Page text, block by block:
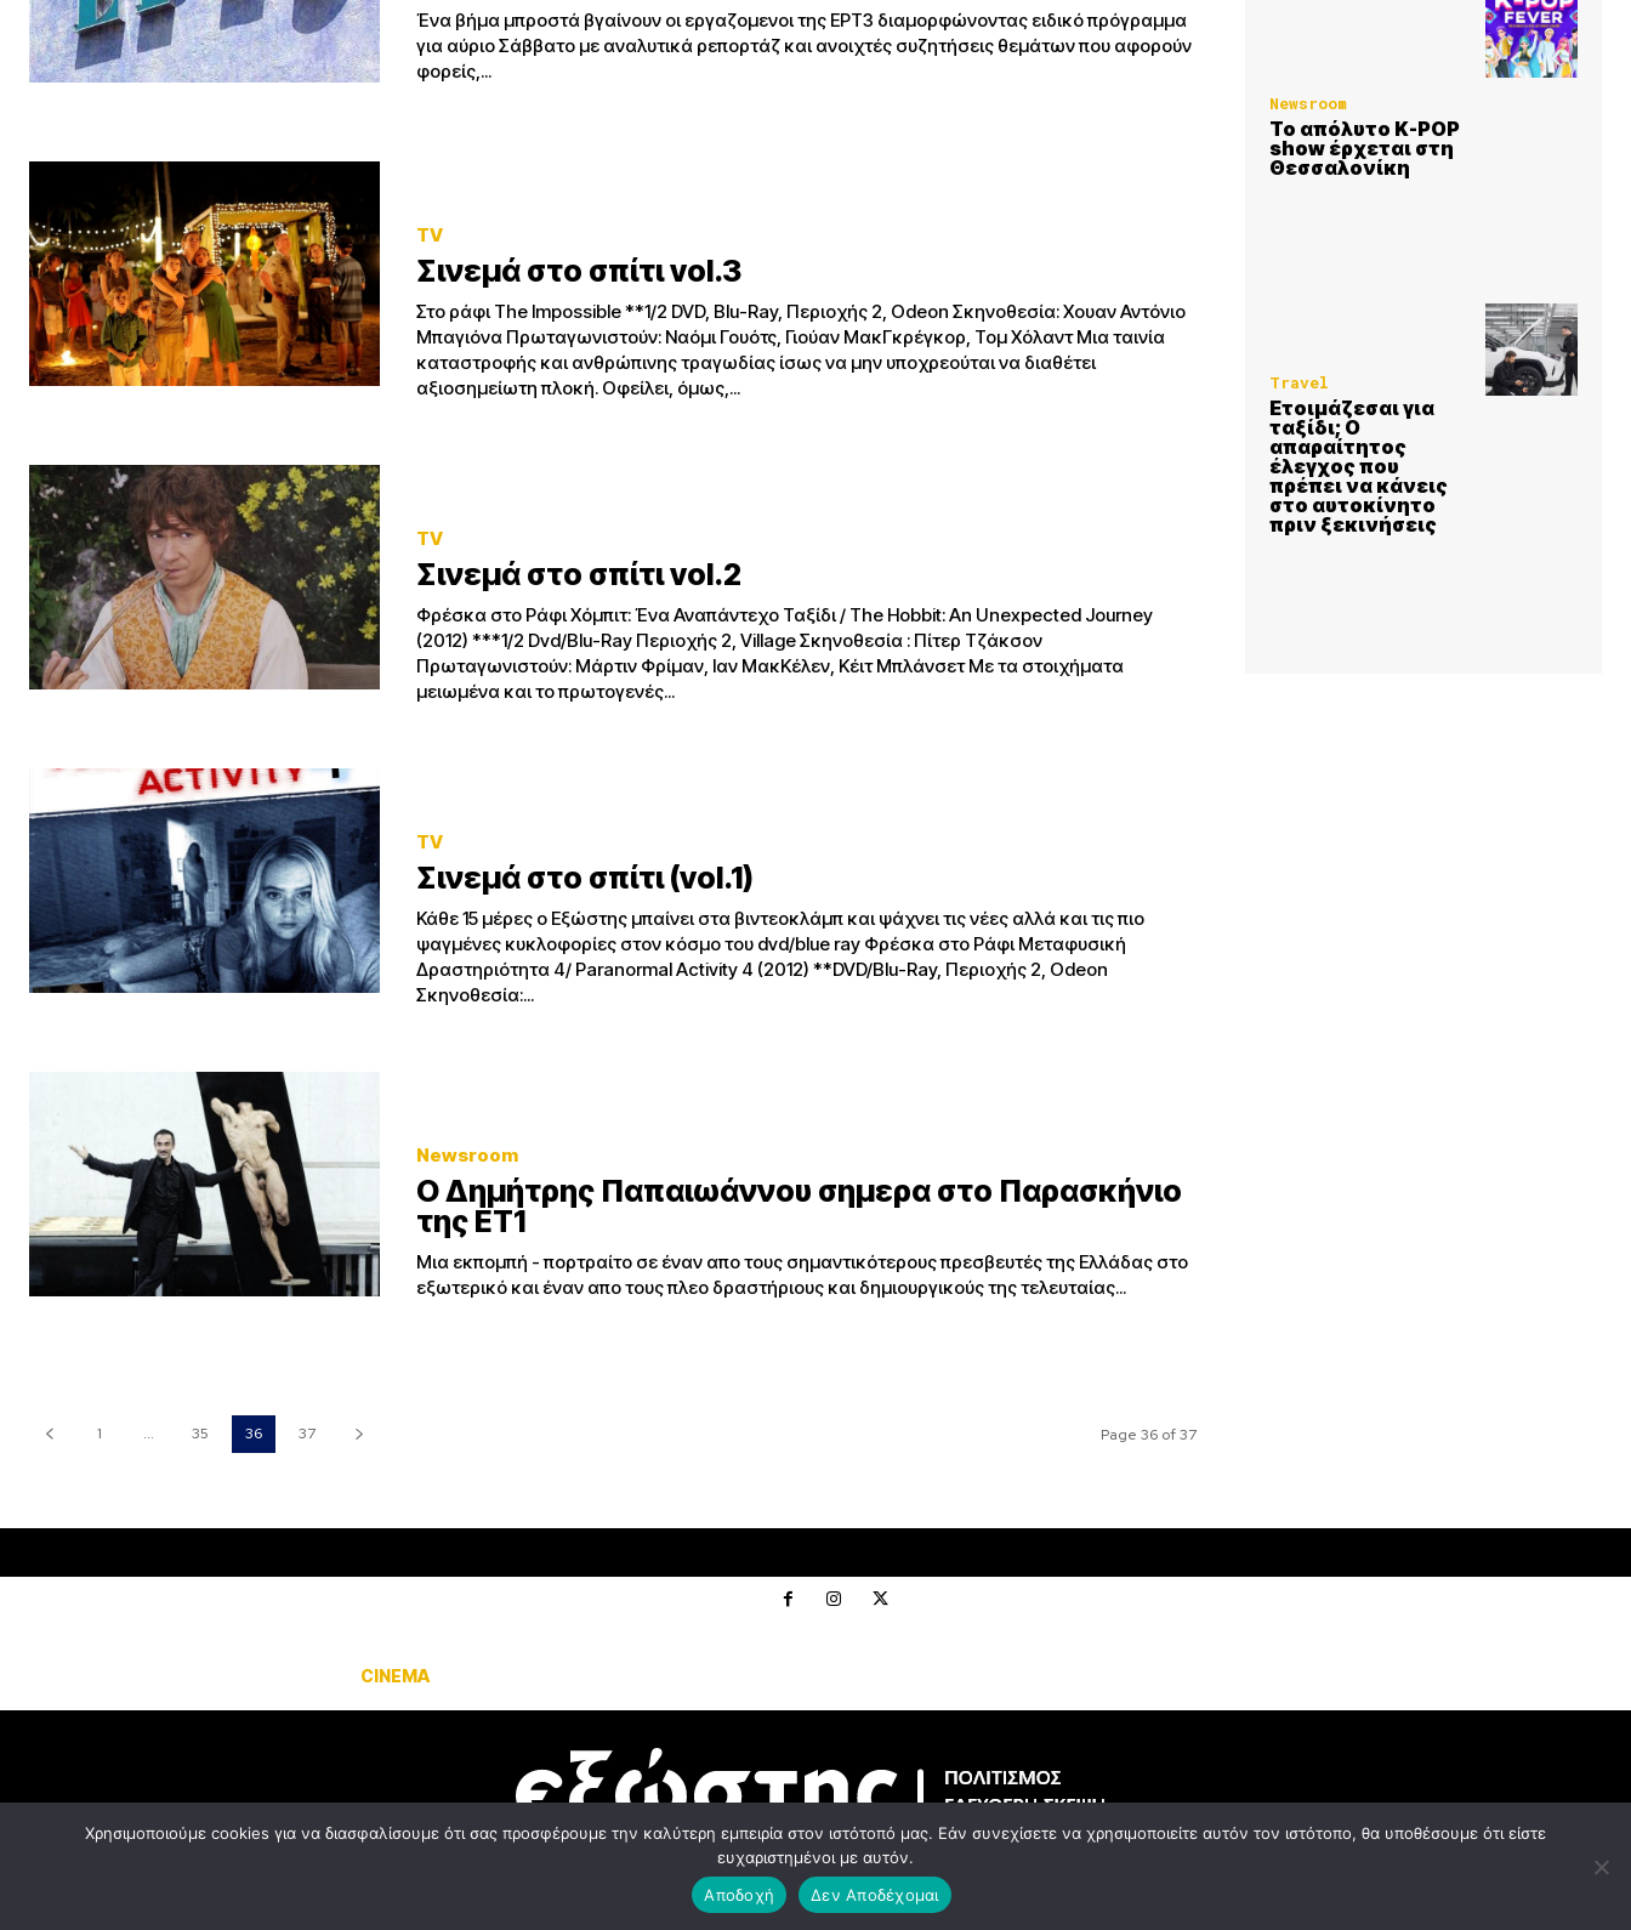
Ένα βήμα μπροστά βγαίνουν οι εργαζομενοι της ΕΡΤ3 διαμορφώνοντας ειδικό πρόγραμμα
για αύριο Σάββατο με αναλυτικά ρεπορτάζ και ανοιχτές συζητήσεις θεμάτων που αφορούν
φορείς,...
TV
Σινεμά στο σπίτι vol.3
Στο ράφι Τhe Impossible **1/2 DVD, Blu-Ray, Περιοχής 2, Odeon Σκηνοθεσία: Χουαν Αντόνιο
Μπαγιόνα Πρωταγωνιστούν: Ναόμι Γουότς, Γιούαν ΜακΓκρέγκορ, Τομ Χόλαντ Μια ταινία
καταστροφής και ανθρώπινης τραγωδίας ίσως να μην υποχρεούται να διαθέτει
αξιοσημείωτη πλοκή. Οφείλει, όμως,...
TV
Σινεμά στο σπίτι vol.2
Φρέσκα στο Ράφι Χόμπιτ: Ένα Αναπάντεχο Ταξίδι / The Hobbit: An Unexpected Journey
(2012) ***1/2 Dvd/Blu-Ray Περιοχής 2, Village Σκηνοθεσία : Πίτερ Τζάκσον
Πρωταγωνιστούν: Μάρτιν Φρίμαν, Ιαν ΜακΚέλεν, Κέιτ Μπλάνσετ Με τα στοιχήματα
μειωμένα και το πρωτογενές...
TV
Σινεμά στο σπίτι (vol.1)
Κάθε 15 μέρες ο Εξώστης μπαίνει στα βιντεοκλάμπ και ψάχνει τις νέες αλλά και τις πιο
ψαγμένες κυκλοφορίες στον κόσμο του dvd/blue ray Φρέσκα στο Ράφι Μεταφυσική
Δραστηριότητα 4/ Paranormal Activity 4 (2012) **DVD/Blu-Ray, Περιοχής 2, Odeon
Σκηνοθεσία:...
Newsroom
Ο Δημήτρης Παπαιωάννου σημερα στο Παρασκήνιο
της ΕΤ1
Μια εκπομπή - πορτραίτο σε έναν απο τους σημαντικότερους πρεσβευτές της Ελλάδας στο
εξωτερικό και έναν απο τους πλεο δραστήριους και δημιουργικούς της τελευταίας...
1 ... 35 36 37 Page 36 of 37
Newsroom
Το απόλυτο K-POP
show έρχεται στη
Θεσσαλονίκη
Travel
Ετοιμάζεσαι για
ταξίδι; Ο
απαραίτητος
έλεγχος που
πρέπει να κάνεις
στο αυτοκίνητο
πριν ξεκινήσεις
CINEMA
© 2023 Εxostispress - All right reserved. Κατασκευή Ιστοσελίδας
Οροι χρήσης
Χρησιμοποιούμε cookies για να διασφαλίσουμε ότι σας προσφέρουμε την καλύτερη εμπειρία στον ιστότοπό μας. Εάν συνεχίσετε να χρησιμοποιείτε αυτόν τον ιστότοπο, θα υποθέσουμε ότι είστε
ευχαριστημένοι με αυτόν.
Αποδοχή
Δεν Αποδέχομαι